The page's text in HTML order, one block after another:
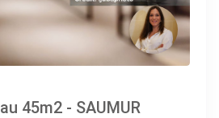
45m2 - SAUMUR